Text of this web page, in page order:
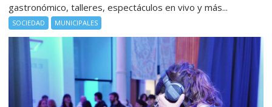
gastronómico, talleres, espectáculos en vivo y más...
SOCIEDAD MUNICIPALES